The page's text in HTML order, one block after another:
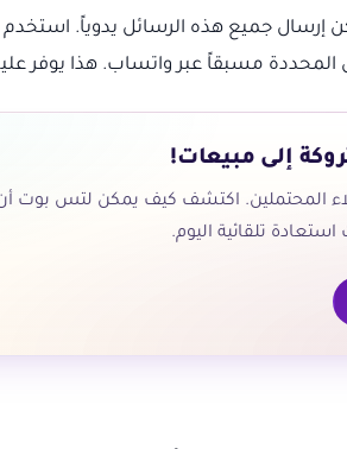
إرسال جميع هذه الرسائل يدوياً.
المحددة مسبقاً عبر واتساب. هذا
إلى مبيعات!
المحتملين. اكتشف كيف يمكن لتس بوت
تلقائية اليوم.